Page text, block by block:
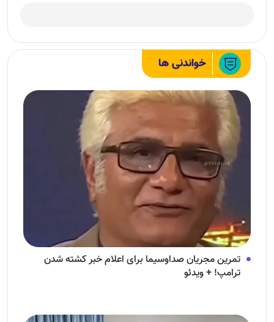
خواندنی ها
تمرین مجریان صداوسیما برای اعلام خبر کشته شدن
ترامپ! + ویدئو